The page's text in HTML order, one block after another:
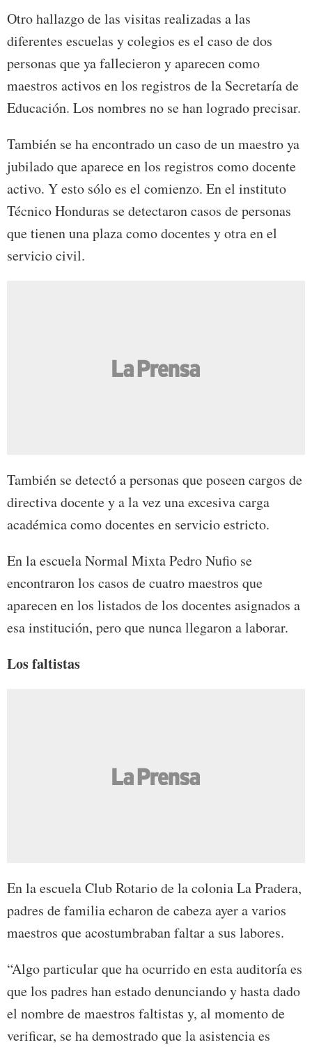
Otro hallazgo de las visitas realizadas a las
diferentes escuelas y colegios es el caso de dos
personas que ya fallecieron y aparecen como
maestros activos en los registros de la Secretaría de
Educación. Los nombres no se han logrado precisar.
También se ha encontrado un caso de un maestro ya
jubilado que aparece en los registros como docente
activo. Y esto sólo es el comienzo. En el instituto
Técnico Honduras se detectaron casos de personas
que tienen una plaza como docentes y otra en el
servicio civil.
También se detectó a personas que poseen cargos de
directiva docente y a la vez una excesiva carga
académica como docentes en servicio estricto.
En la escuela Normal Mixta Pedro Nufio se
encontraron los casos de cuatro maestros que
aparecen en los listados de los docentes asignados a
esa institución, pero que nunca llegaron a laborar.
Los faltistas
En la escuela Club Rotario de la colonia La Pradera,
padres de familia echaron de cabeza ayer a varios
maestros que acostumbraban faltar a sus labores.
“Algo particular que ha ocurrido en esta auditoría es
que los padres han estado denunciando y hasta dado
el nombre de maestros faltistas y, al momento de
verificar, se ha demostrado que la asistencia es